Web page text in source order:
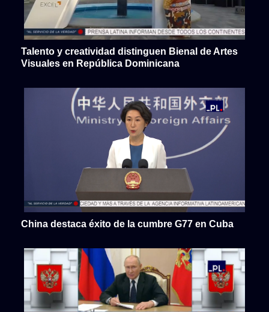
Talento y creatividad distinguen Bienal de Artes
Visuales en República Dominicana
China destaca éxito de la cumbre G77 en Cuba